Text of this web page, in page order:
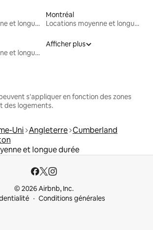
Locations moyenne et longue durée
Montréal
Locations moyenne et longue durée
Locations moyenne et longue durée
Afficher plus
s'appliquer en fonction des zones
des logements.
Uni Angleterre Cumberland
et longue durée
© 2026 Airbnb, Inc.
Conditions générales